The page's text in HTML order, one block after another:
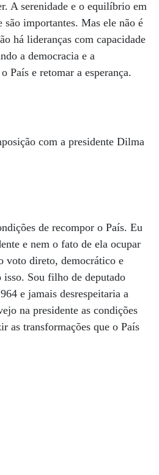
A serenidade e o equilíbrio em
são importantes. Mas ele não é
há lideranças com capacidade
a democracia e a
País e retomar a esperança.
com a presidente Dilma
de recompor o País. Eu
e nem o fato de ela ocupar
voto direto, democrático e
Sou filho de deputado
e jamais desrespeitaria a
na presidente as condições
as transformações que o País